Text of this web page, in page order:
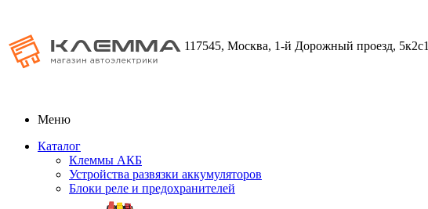
117545, Москва, 1-й Дорожный проезд, 5к2с1
Меню
Каталог
Клеммы АКБ
Устройства развязки аккумуляторов
Блоки реле и предохранителей